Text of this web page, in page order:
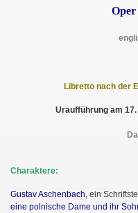
Oper
Libretto nach der
Uraufführung am
Charaktere:
Gustav Aschenbach, ein
eine polnische Dame und ihr